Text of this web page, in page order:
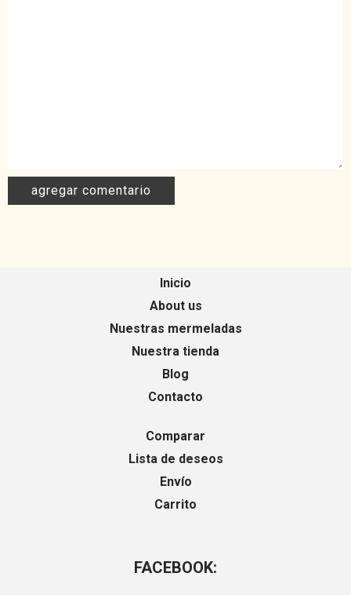
Inicio
About us
Nuestras mermeladas
Nuestra tienda
Blog
Contacto
Comparar
Lista de deseos
Envío
Carrito
FACEBOOK: